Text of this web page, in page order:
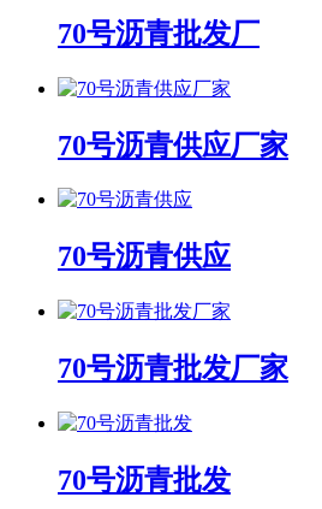
70号沥青批发厂
70号沥青供应厂家
70号沥青供应
70号沥青批发厂家
70号沥青批发